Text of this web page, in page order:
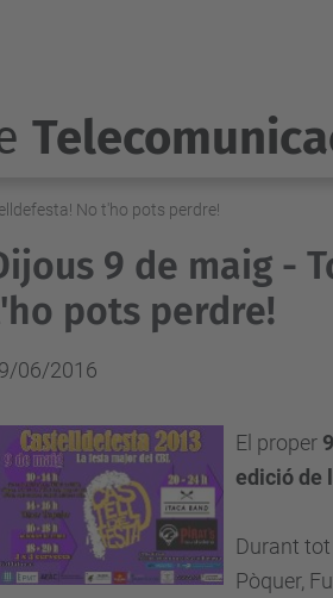
No t'ho pots perdre!
9 de maig -
pots perdre!
06/2016
El proper
edició de
Durant
Pòquer,